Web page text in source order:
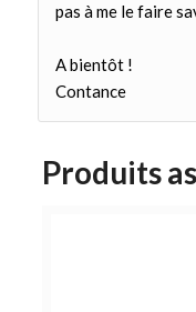
pas à me le faire
A bientôt !
Contance
Produits